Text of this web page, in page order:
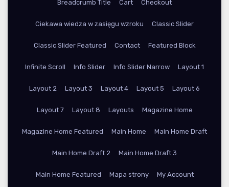
Breadcrumb Title Cart Checkout
Ciekawa wiedza w zasięgu wzroku Classic Slider
Classic Slider Featured Contact Featured Block
Infinite Scroll Info Slider Info Slider Narrow Layout 1
Layout 2 Layout 3 Layout 4 Layout 5 Layout 6
Layout 7 Layout 8 Layouts Magazine Home
Magazine Home Featured Main Home Main Home Draft
Main Home Draft 2 Main Home Draft 3
Main Home Featured Mapa strony My Account